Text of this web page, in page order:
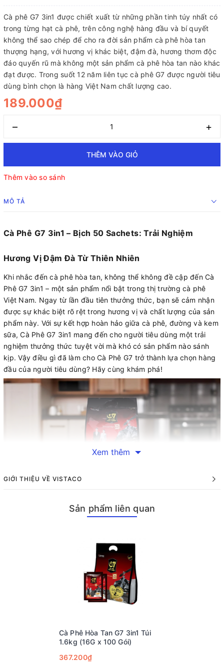
Cà phê G7 3in1 được chiết xuất từ những phần tinh túy nhất có
trong từng hạt cà phê, trên công nghệ hàng đầu và bí quyết
không thể sao chép để cho ra đời sản phẩm cà phê hòa tan
thượng hạng, với hương vị khác biệt, đậm đà, hương thơm độc
đáo quyến rũ mà không một sản phẩm cà phê hòa tan nào khác
đạt được. Trong suốt 12 năm liên tục cà phê G7 được người tiêu
dùng bình chọn là hàng Việt Nam chất lượng cao.
189.000₫
– +
THÊM VÀO GIỎ
Thêm vào so sánh
MÔ TẢ
Cà Phê G7 3in1 – Bịch 50 Sachets: Trải Nghiệm
Hương Vị Đậm Đà Từ Thiên Nhiên
Khi nhắc đến cà phê hòa tan, không thể không đề cập đến Cà
Phê G7 3in1 – một sản phẩm nổi bật trong thị trường cà phê
Việt Nam. Ngay từ lần đầu tiên thưởng thức, bạn sẽ cảm nhận
được sự khác biệt rõ rệt trong hương vị và chất lượng của sản
phẩm này. Với sự kết hợp hoàn hảo giữa cà phê, đường và kem
sữa, Cà Phê G7 3in1 mang đến cho người tiêu dùng một trải
nghiệm thưởng thức tuyệt vời mà khó có sản phẩm nào sánh
kịp. Vậy điều gì đã làm cho Cà Phê G7 trở thành lựa chọn hàng
đầu của người tiêu dùng? Hãy cùng khám phá!
Cà Phê G7 3in1 được đóng gói tiện lợi trong bịch 50 sachets,
phê mọi lúc mọi nơi, từ văn phòng làm việc cho đến những
chuyến đi xa. Chỉ cần mở sachet, pha với nước nóng và khuấy
đều là bạn đã có ngay một ly cà phê đậm đà để khởi đầu ngày
mới hoặc thư giãn sau những giờ làm việc căng thẳng.
Quy Trình Sản Xuất Và Chất Lượng
Hạt cà phê được chọn lọc kỹ lưỡng từ những vùng trồng cà phê
nhất. Nguyên liệu tốt không chỉ tạo nên hương vị đặc trưng mà
Xem thêm
GIỚI THIỆU VỀ VISTACO
Sản phẩm liên quan
Cà Phê Hòa Tan G7 3in1 Túi
1.6kg (16G x 100 Gói)
367.200₫